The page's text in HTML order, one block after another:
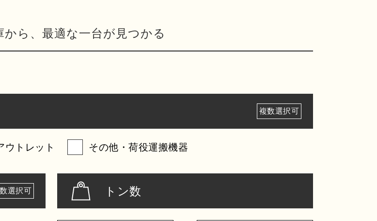
から、最適な一台が見つかる
複数選択可
ウトレット その他・荷役運搬機器
選択可 トン数